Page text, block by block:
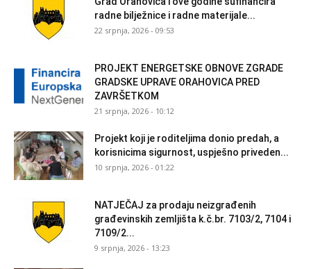
radne bilježnice i radne materijale...
22 srpnja, 2026 - 09:53
PROJEKT ENERGETSKE OBNOVE ZGRADE
GRADSKE UPRAVE ORAHOVICA PRED
ZAVRŠETKOM
21 srpnja, 2026 - 10:12
Projekt koji je roditeljima donio predah, a
korisnicima sigurnost, uspješno priveden...
10 srpnja, 2026 - 01:22
NATJEČAJ za prodaju neizgrađenih
građevinskih zemljišta k.č.br. 7103/2, 7104 i
7109/2...
9 srpnja, 2026 - 13:23